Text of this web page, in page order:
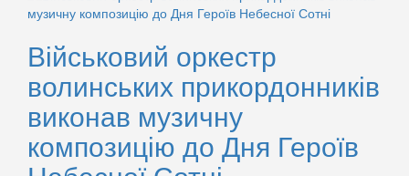
Військовий оркестр
волинських прикордонників
виконав музичну
композицію до Дня Героїв